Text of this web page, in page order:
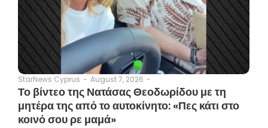
StarNews Cyprus - August 7, 2026 -
Το βίντεο της Νατάσας Θεοδωρίδου με τη
μητέρα της από το αυτοκίνητο: «Πες κάτι στο
κοινό σου ρε μαμά»